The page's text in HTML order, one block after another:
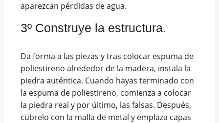
aparezcan pérdidas de agua.
3º Construye la estructura.
Da forma a las piezas y tras colocar espuma de
poliestireno alrededor de la madera, instala la
piedra auténtica. Cuando hayas terminado con
la espuma de poliestireno, comienza a colocar
la piedra real y por último, las falsas. Después,
cúbrelo con la malla de metal y emplaza capas